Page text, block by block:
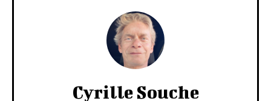
Cyrille Souche